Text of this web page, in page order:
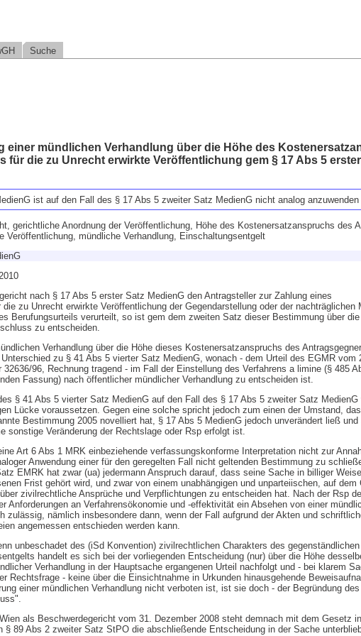
Suche
einer mündlichen Verhandlung über die Höhe des
für die zu Unrecht erwirkte Veröffentlichung gem § 17 Abs 5
ist auf den Fall des § 17 Abs 5 zweiter Satz MedienG nicht analog anzuwenden
gerichtliche Anordnung der Veröffentlichung, Höhe des Kostenersatzanspruchs des
Veröffentlichung, mündliche Verhandlung, Einschaltungsentgelt
nach § 17 Abs 5 erster Satz MedienG den Antragsteller zur Zahlung eines
zu Unrecht erwirkte Veröffentlichung der Gegendarstellung oder der nachträglichen
Berufungsurteils verurteilt, so ist gem dem zweiten Satz dieser Bestimmung über
zu entscheiden.
Verhandlung über die Höhe dieses Kostenersatzanspruchs des
zu § 41 Abs 5 vierter Satz MedienG, wonach - dem Urteil des EGMR vom
32636/96, Rechnung tragend - im Fall der Einstellung des Verfahrens a limine (§ 485
Fassung) nach öffentlicher mündlicher Verhandlung zu entscheiden ist.
§ 41 Abs 5 vierter Satz MedienG auf den Fall des § 17 Abs 5 zweiter Satz MedienG
Lücke voraussetzen. Gegen eine solche spricht jedoch zum einen der Umstand,
Bestimmung 2005 novelliert hat, § 17 Abs 5 MedienG jedoch unverändert ließ
sonstige Veränderung der Rechtslage oder Rsp erfolgt ist.
Art 6 Abs 1 MRK einbeziehende verfassungskonforme Interpretation nicht zur
Anwendung einer für den geregelten Fall nicht geltenden Bestimmung zu
EMRK hat zwar (ua) jedermann Anspruch darauf, dass seine Sache in billiger
Frist gehört wird, und zwar von einem unabhängigen und unparteiischen, auf dem
zivilrechtliche Ansprüche und Verpflichtungen zu entscheiden hat. Nach der Rsp
Anforderungen an Verfahrensökonomie und -effektivität ein Absehen von einer
zulässig, nämlich insbesondere dann, wenn der Fall aufgrund der Akten und
angemessen entschieden werden kann.
unbeschadet des (iSd Konvention) zivilrechtlichen Charakters des
handelt es sich bei der vorliegenden Entscheidung (nur) über die Höhe
Verhandlung in der Hauptsache ergangenen Urteil nachfolgt und - bei klarem
Rechtsfrage - keine über die Einsichtnahme in Urkunden hinausgehende
einer mündlichen Verhandlung nicht verboten ist, ist sie doch - der Begründung
als Beschwerdegericht vom 31. Dezember 2008 steht demnach mit dem Gesetz
§ 89 Abs 2 zweiter Satz StPO die abschließende Entscheidung in der Sache